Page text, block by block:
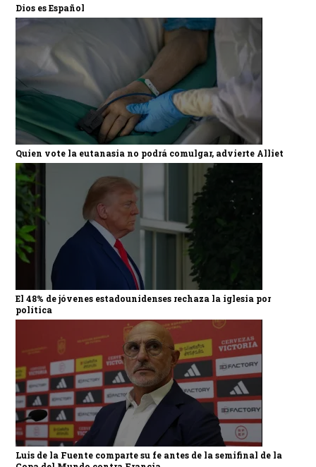
Dios es Español
Quien vote la eutanasia no podrá comulgar, advierte Alliet
El 48% de jóvenes estadounidenses rechaza la iglesia por
política
Luis de la Fuente comparte su fe antes de la semifinal de la